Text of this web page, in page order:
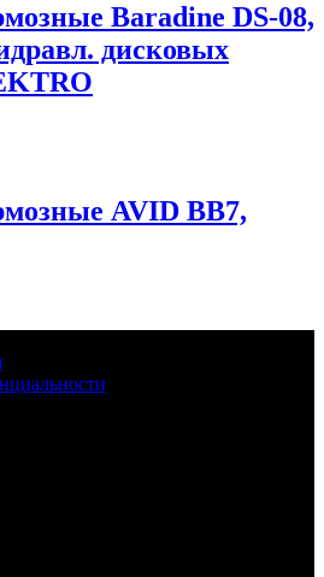
Baradine DS-08,
дисковых
AVID BB7,